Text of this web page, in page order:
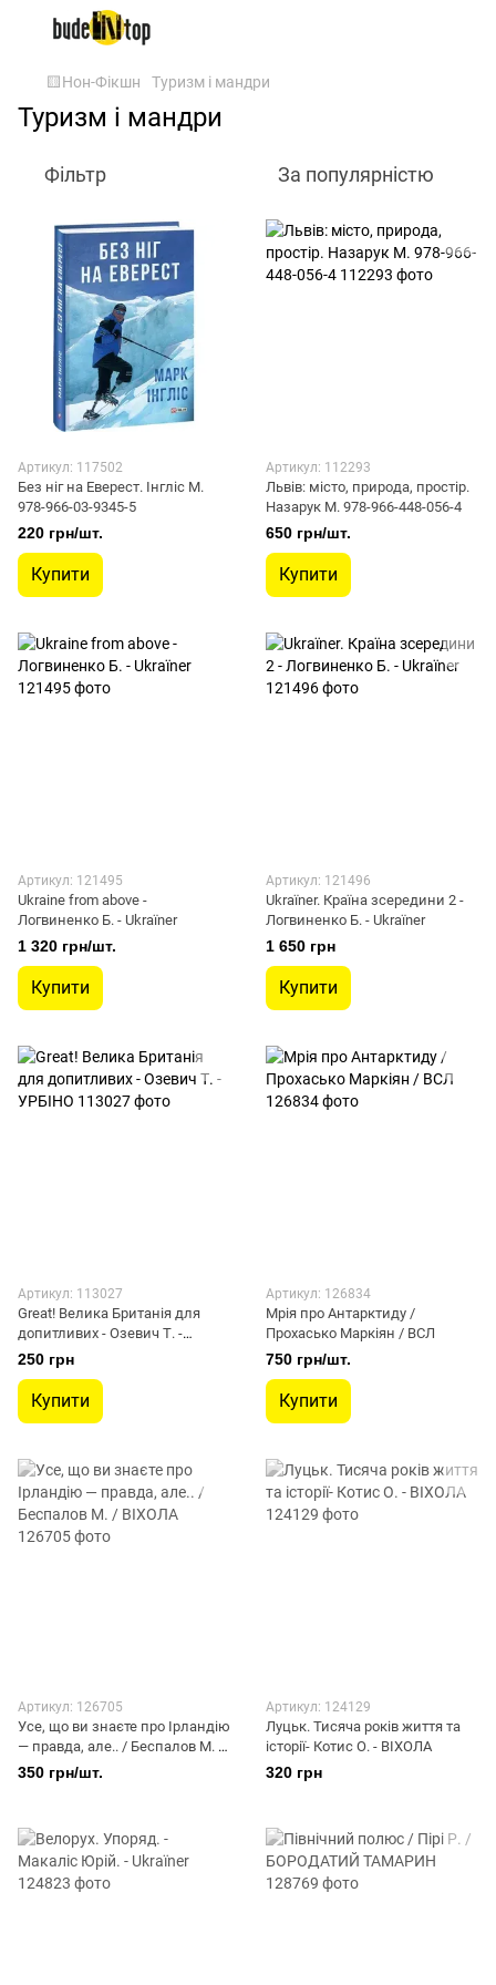
🟨Нон-Фікшн Туризм і мандри
Туризм і мандри
Фільтр За популярністю
Артикул: 117502
Без ніг на Еверест. Інгліс М.
978-966-03-9345-5
220 грн/шт.
Купити
Артикул: 112293
Львів: місто, природа, простір.
Назарук М. 978-966-448-056-4
650 грн/шт.
Купити
Артикул: 121495
Ukraine from above -
Логвиненко Б. - Ukraїner
1 320 грн/шт.
Купити
Артикул: 121496
Ukraїner. Країна зсередини 2 -
Логвиненко Б. - Ukraїner
1 650 грн
Купити
Артикул: 113027
Great! Велика Британія для
допитливих - Озевич Т. -
УРБІНО
250 грн
Купити
Артикул: 126834
Мрія про Антарктиду /
Прохасько Маркіян / ВСЛ
750 грн/шт.
Купити
Артикул: 126705
Усе, що ви знаєте про Ірландію
— правда, але.. / Беспалов М. /
ВІХОЛА
350 грн/шт.
Артикул: 124129
Луцьк. Тисяча років життя та
історії- Котис О. - ВІХОЛА
320 грн